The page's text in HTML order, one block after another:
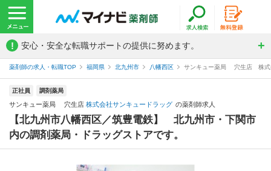
! 安心・安全な転職サポートの提供に努めます。
薬剤師の求人・転職TOP 福岡県 北九州市 八幡西区 サンキュー薬局 穴生店 株式
正社員 調剤薬局
サンキュー薬局 穴生店 株式会社サンキュードラッグ の薬剤師求人
【北九州市八幡西区／筑豊電鉄】 北九州市・下関市
内の調剤薬局・ドラッグストアです。